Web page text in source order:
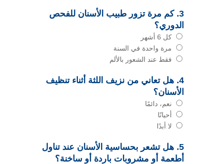
3. كم مرة تزور طبيب الأسنان للفحص
الدوري؟
كل 6 أشهر
مرة واحدة في السنة
فقط عند الشعور بالألم
4. هل تعاني من نزيف اللثة أثناء تنظيف
الأسنان؟
نعم، دائمًا
أحيانًا
لا أبدًا
5. هل تشعر بحساسية الأسنان عند تناول
أطعمة أو مشروبات باردة أو ساخنة؟